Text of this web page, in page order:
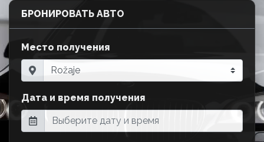
БРОНИРОВАТЬ АВТО
Место получения
Дата и время получения